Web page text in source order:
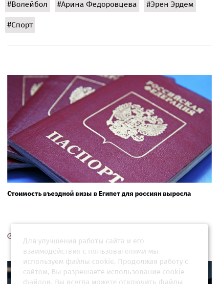
#Волейбол #Арина Федоровцева #Эрен Эрдем
#Спорт
Стоимость въездной визы в Египет для россиян выросла
Для улучшения работы сайта и его
взаимодействия с пользователями мы
используем файлы cookie. Продолжая работу с
сайтом, Вы разрешаете использование cookie-
файлов. Вы всегда можете отключить файлы